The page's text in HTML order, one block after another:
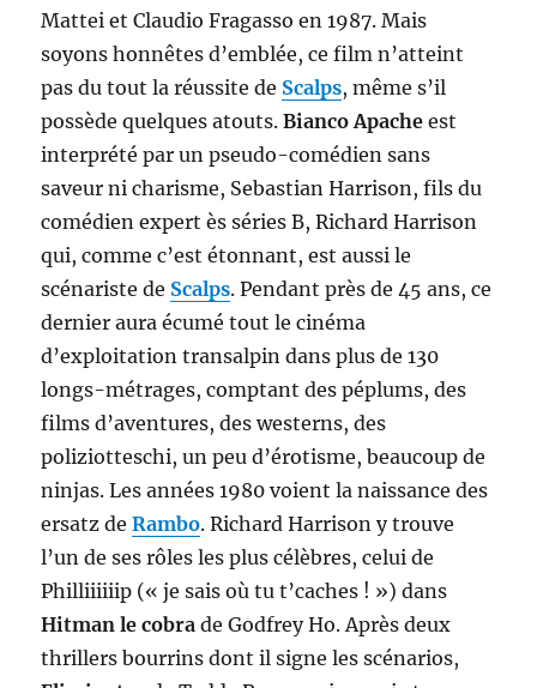
Mattei et Claudio Fragasso en 1987. Mais
soyons honnêtes d’emblée, ce film n’atteint
pas du tout la réussite de Scalps, même s’il
possède quelques atouts.Bianco Apacheest
interprété par un pseudo-comédien sans
saveur ni charisme, Sebastian Harrison, fils du
comédien expert ès séries B, Richard Harrison
qui, comme c’est étonnant, est aussi le
scénariste de Scalps. Pendant près de 45 ans, ce
dernier aura écumé tout le cinéma
d’exploitation transalpin dans plus de 130
longs-métrages, comptant des péplums, des
films d’aventures, des westerns, des
poliziotteschi, un peu d’érotisme, beaucoup de
ninjas. Les années 1980 voient la naissance des
ersatz deRambo. Richard Harrison y trouve
l’un de ses rôles les plus célèbres, celui de
Philliiiiiip (« je sais où tu t’caches ! ») dans
Hitman le cobra de Godfrey Ho. Après deux
thrillers bourrins dont il signe les scénarios,